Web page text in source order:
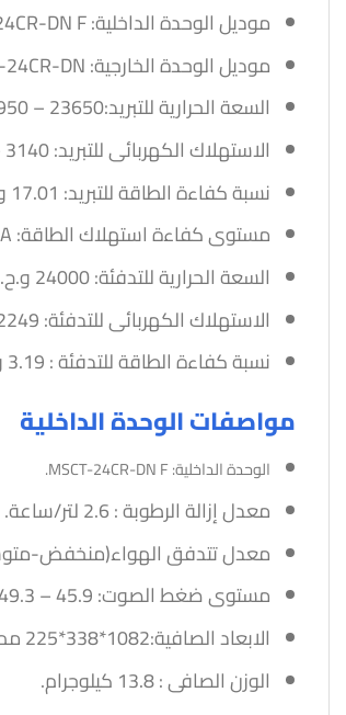
موديل الوحدة الداخلية: MSCT-24CR-DN F.
موديل الوحدة الخارجية: MOCT-24CR-DN.
السعة الحرارية للتبريد:23650 – 23950 – 11400 و.ح.بساعة.
الاستهلاك الكهربائى للتبريد: 3140 – 2294 – 549 واط.
نسبة كفاءة الطاقة للتبريد: 17.01 و.ح.بواط/ساعة.
مستوى كفاءة استهلاك الطاقة: A++++.
السعة الحرارية للتدفئة: 24000 و.ح.بساعة – 7.03 كيلو واط.
الاستهلاك الكهربائى للتدفئة: 2249 واط – 10.40 امبير.
نسبة كفاءة الطاقة للتدفئة : 3.19 واط/واط.
مواصفات الوحدة الداخلية
الوحدة الداخلية:MSCT-24CR-DN F.
معدل إزالة الرطوبة : 2.6 لتر/ساعة.
معدل تتدفق الهواء(منخفض-متوسط-عالى): 435 – 508 –
مستوى ضغط الصوت: 45.9 – 49.3 – 55.0 ديسبل.
الابعاد الصافية:1082*338*225 مم.
الوزن الصافى : 13.8 كيلوجرام.